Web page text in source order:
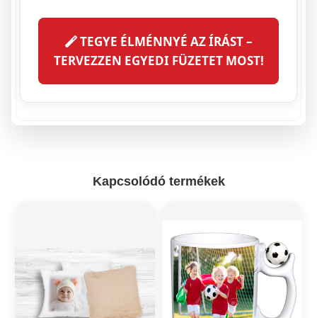
TEGYE ÉLMÉNNYÉ AZ ÍRÁST –
TERVEZZEN EGYEDI FÜZETET MOST!
Kapcsolódó termékek